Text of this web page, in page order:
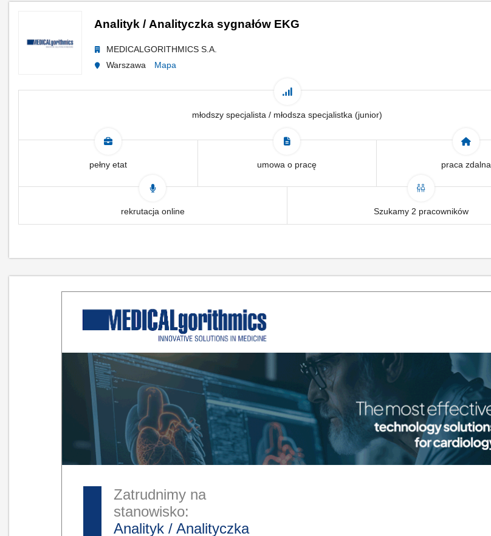
Analityk / Analityczka sygnałów EKG
MEDICALGORITHMICS S.A.
Warszawa
Mapa
młodszy specjalista / młodsza specjalistka (junior)
pełny etat umowa o pracę praca zdalna
rekrutacja online Szukamy 2 pracowników
Zatrudnimy na
stanowisko:
Analityk / Analityczka